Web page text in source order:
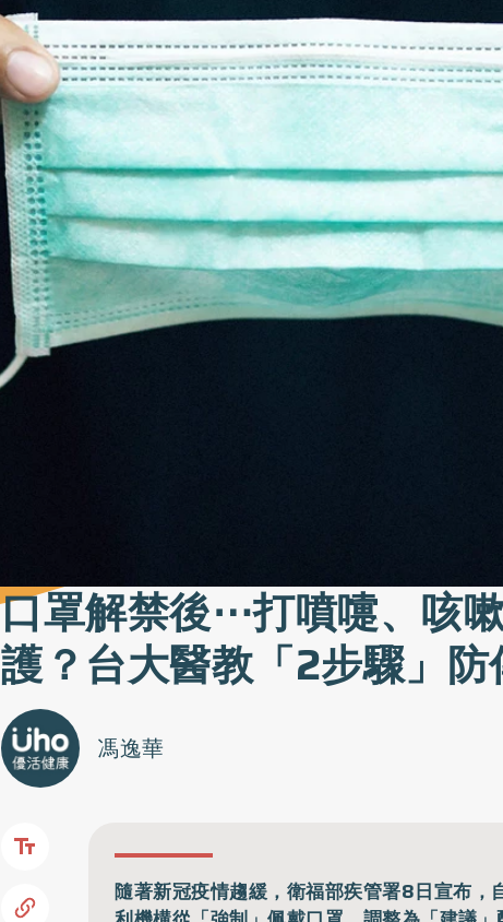
口罩解禁後⋯打噴嚏、咳
護？台大醫教「2步驟」防
馮逸華
隨著新冠疫情趨緩，衛福部疾管署8日宣布，